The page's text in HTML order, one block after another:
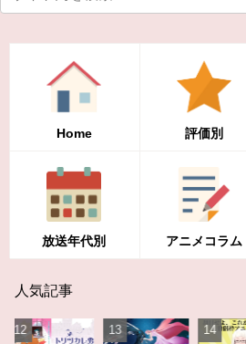
Home 評価別
放送年代別 アニメコラム
人気記事